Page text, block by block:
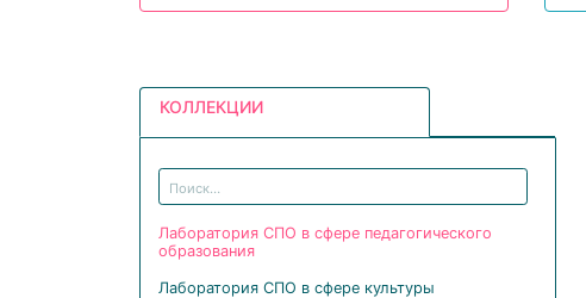
КОЛЛЕКЦИИ
Лаборатория СПО в сфере педагогического
образования
Лаборатория СПО в сфере культуры